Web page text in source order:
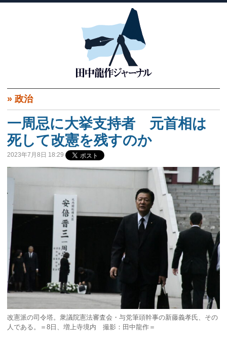
» 政治
一周忌に大挙支持者 元首相は
死して改憲を残すのか
2023年7月8日 18:29
改憲派の司令塔。衆議院憲法審査会・与党筆頭幹事の新藤義孝氏、その
人である。＝8日、増上寺境内 撮影：田中龍作＝